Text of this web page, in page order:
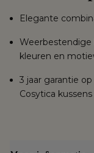
Elegante
Weerbestendige
kleuren en
3 jaar garantie
Cosytica kussens